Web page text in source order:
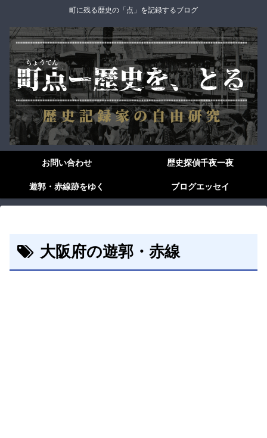
町に残る歴史の「点」を記録するブログ
お問い合わせ 歴史探偵千夜一夜
遊郭・赤線跡をゆく ブログエッセイ
大阪府の遊郭・赤線